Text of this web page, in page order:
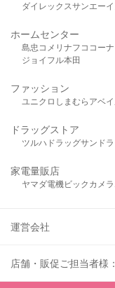
ダイレックスサンエー
ホームセンター
島忠 コメリ ナフコ コー
ジョイフル本田
ファッション
ユニクロ しまむら アベ
ドラッグストア
ツルハドラッグサンド
家電量販店
ヤマダ電機ビックカメラ
運営会社
店舗・販促ご担当者様